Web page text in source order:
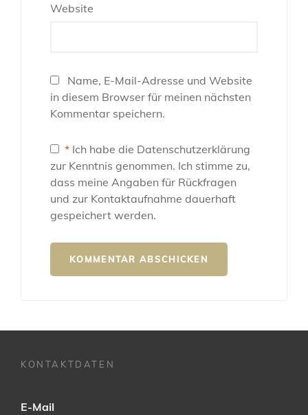
Website
Name, E-Mail-Adresse und Website
in diesem Browser für meinen nächsten
Kommentar speichern.
* Ich habe die Datenschutzerklärung
zur Kenntnis genommen. Ich stimme zu,
dass meine Angaben für Rückfragen
und zur Kontaktaufnahme dauerhaft
gespeichert werden.
KONTAKTDATEN
E-Mail